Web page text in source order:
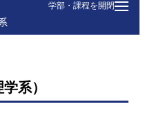
学部・課程を開閉
系）